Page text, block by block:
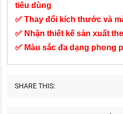
tiêu dùng
✅ Thay đổi kích thước và
✅ Nhận thiết kế sản xuất
✅ Màu sắc đa dạng phong
SHARE THIS: